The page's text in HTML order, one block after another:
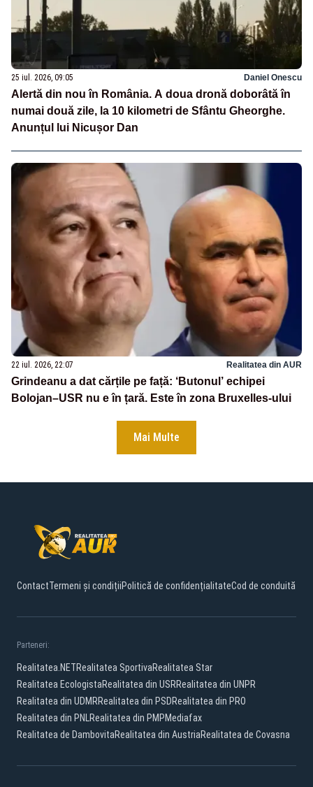
25 iul. 2026, 09:05 Daniel Onescu
Alertă din nou în România. A doua dronă doborâtă în
numai două zile, la 10 kilometri de Sfântu Gheorghe.
Anunțul lui Nicușor Dan
22 iul. 2026, 22:07 Realitatea din AUR
Grindeanu a dat cărțile pe față: ‘Butonul’ echipei
Bolojan–USR nu e în țară. Este în zona Bruxelles-ului
Mai Multe
ContactTermeni și condițiiPolitică de confidențialitateCod de conduită
Parteneri:
Realitatea.NETRealitatea SportivaRealitatea Star
Realitatea EcologistaRealitatea din USRRealitatea din UNPR
Realitatea din UDMRRealitatea din PSDRealitatea din PRO
Realitatea din PNLRealitatea din PMPMediafax
Realitatea de DambovitaRealitatea din AustriaRealitatea de Covasna